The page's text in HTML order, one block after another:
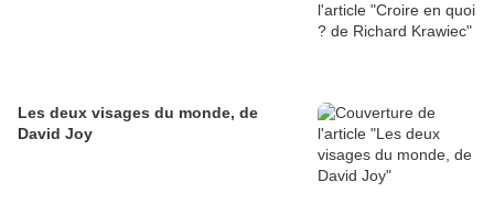
Les deux visages du monde, de
David Joy